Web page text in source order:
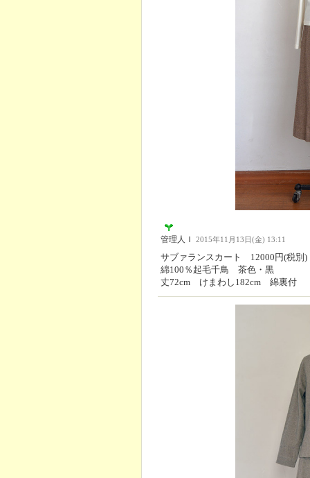
管理人Ｉ 2015年11月13日(金) 13:11
サブァランスカート 12000円(税別)
綿100％起毛千鳥 茶色・黒
丈72cm けまわし182cm 綿裏付